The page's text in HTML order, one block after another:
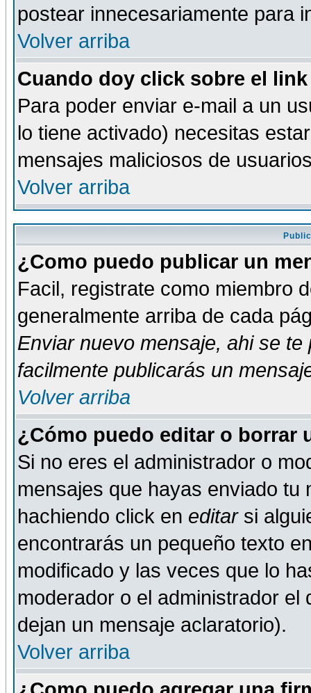
postear innecesariamente para
Volver arriba
Cuando doy click sobre el
Para poder enviar e-mail a un
lo tiene activado) necesitas
mensajes maliciosos de
Volver arriba
¿Como puedo publicar un
Facil, registrate como miembro
generalmente arriba de cada
Enviar nuevo mensaje, ahi se te
facilmente publicarás un
Volver arriba
¿Cómo puedo editar o borrar
Si no eres el administrador o
mensajes que hayas enviado tu
hachiendo click en editarsi
encontrarás un pequeño texto
modificado y las veces que lo
moderador o el administrador
dejan un mensaje aclaratorio).
Volver arriba